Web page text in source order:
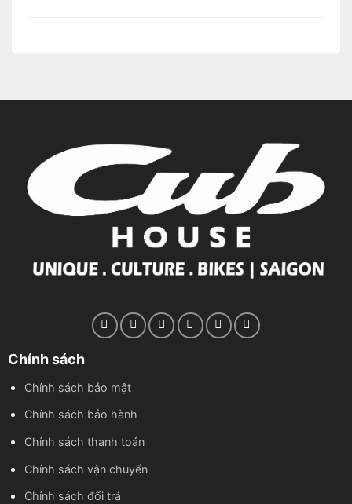
Chính sách
Chính sách bảo mật
Chính sách bảo hành
Chính sách thanh toán
Chính sách vận chuyển
Chính sách đổi trả